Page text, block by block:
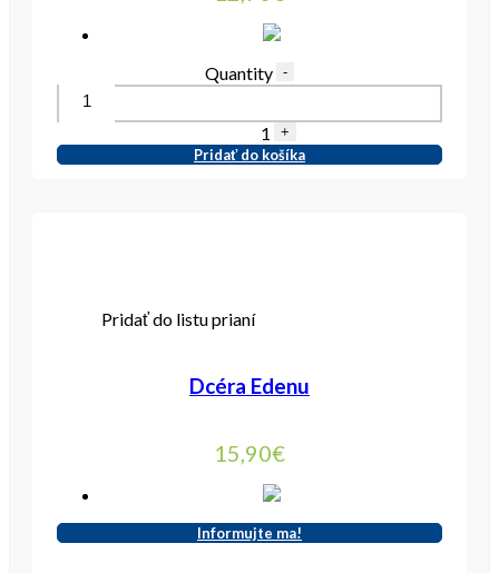
Quantity -
1 +
Pridať do košíka
Pridať do listu prianí
Dcéra Edenu
15,90€
Informujte ma!